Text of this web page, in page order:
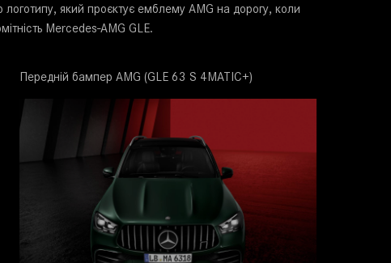
який проєктує емблему AMG на дорогу, коли
Mercedes-AMG GLE.
Передній бампер AMG (GLE 63 S 4MATIC+)